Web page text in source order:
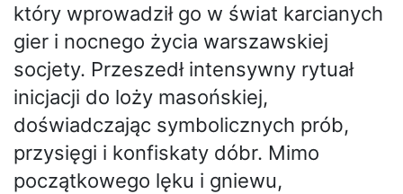
który wprowadził go w świat karcianych
gier i nocnego życia warszawskiej
socjety. Przeszedł intensywny rytuał
inicjacji do loży masońskiej,
doświadczając symbolicznych prób,
przysięgi i konfiskaty dóbr. Mimo
początkowego lęku i gniewu,